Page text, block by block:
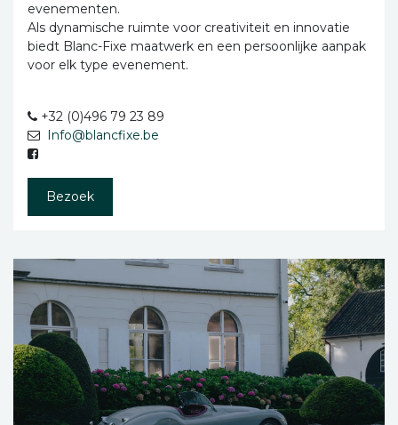
evenementen.
Als dynamische ruimte voor creativiteit en innovatie
biedt Blanc-Fixe maatwerk en een persoonlijke aanpak
voor elk type evenement.
+32 (0)496 79 23 89
Info@blancfixe.be
Bezoek